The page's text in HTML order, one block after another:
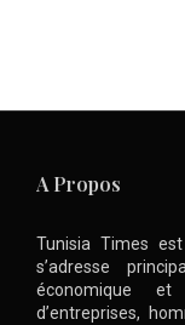
A Propos
Tunisia Times
s’adresse
économique
d’entreprises,